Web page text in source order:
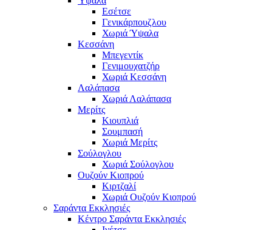
Εσέτσε
Γενικάρπουζλου
Χωριά Ύψαλα
Κεσσάνη
Μπεγεντίκ
Γενιμουχατζήρ
Χωριά Κεσσάνη
Λαλάπασα
Χωριά Λαλάπασα
Μερίτς
Κιουπλιά
Σουμπασή
Χωριά Μερίτς
Σούλογλου
Χωριά Σούλογλου
Ουζούν Κιοπρού
Κιρτζαλί
Χωριά Ουζούν Κιοπρού
Σαράντα Εκκλησιές
Κέντρο Σαράντα Εκκλησιές